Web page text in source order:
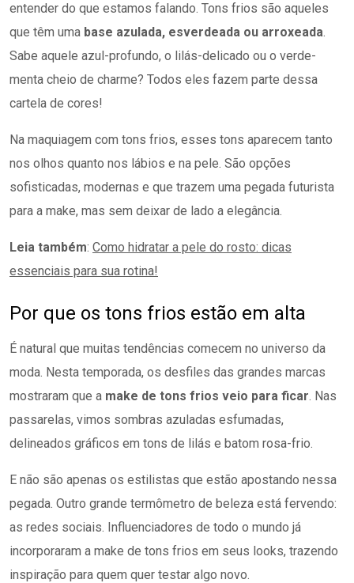
entender do que estamos falando. Tons frios são aqueles
que têm uma base azulada, esverdeada ou arroxeada.
Sabe aquele azul-profundo, o lilás-delicado ou o verde-
menta cheio de charme? Todos eles fazem parte dessa
cartela de cores!
Na maquiagem com tons frios, esses tons aparecem tanto
nos olhos quanto nos lábios e na pele. São opções
sofisticadas, modernas e que trazem uma pegada futurista
para a make, mas sem deixar de lado a elegância.
Leia também: Como hidratar a pele do rosto: dicas
essenciais para sua rotina!
Por que os tons frios estão em alta
É natural que muitas tendências comecem no universo da
moda. Nesta temporada, os desfiles das grandes marcas
mostraram que a make de tons frios veio para ficar. Nas
passarelas, vimos sombras azuladas esfumadas,
delineados gráficos em tons de lilás e batom rosa-frio.
E não são apenas os estilistas que estão apostando nessa
pegada. Outro grande termômetro de beleza está fervendo:
as redes sociais. Influenciadores de todo o mundo já
incorporaram a make de tons frios em seus looks, trazendo
inspiração para quem quer testar algo novo.